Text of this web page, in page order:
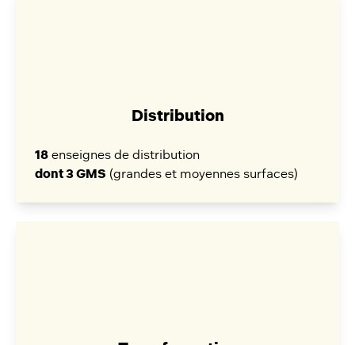
Distribution
18 enseignes de distribution
dont 3 GMS (grandes et moyennes surfaces)